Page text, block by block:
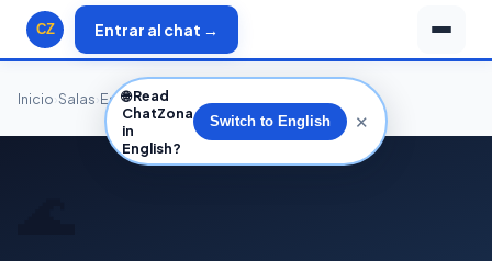
CZ Entrar al chat →
Inicio Salas España›Galicia
🌐Read
ChatZona
in
English?
Switch to English ✕